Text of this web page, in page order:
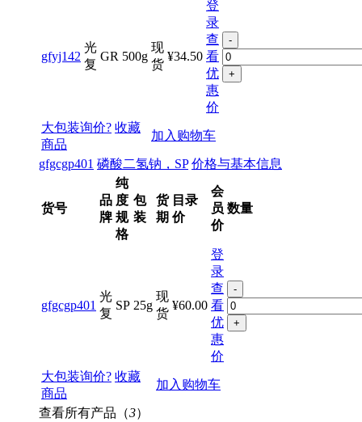
gfyj142
光
复
GR 500g
现
货
¥34.50
登
录
查
看
优
惠
价
-
+
大包装询价? 收藏
商品
加入购物车
gfgcgp401 磷酸二氢钠，SP 价格与基本信息
货号
品
牌
纯
度
规
格
包
装
货
期
目录
价
会
员
价
数量
gfgcgp401
光
复
SP 25g
现
货
¥60.00
登
录
查
看
优
惠
价
-
+
大包装询价? 收藏
商品
加入购物车
查看所有产品（3）